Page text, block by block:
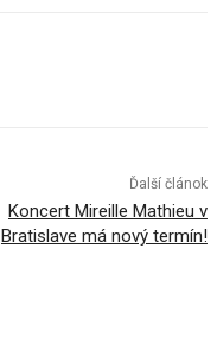
Ďalší článok
Koncert Mireille Mathieu v
Bratislave má nový termín!